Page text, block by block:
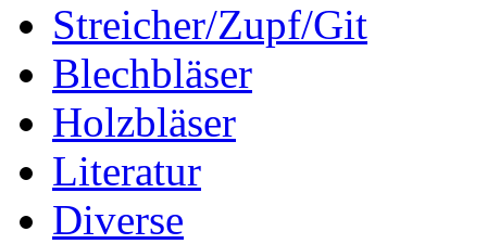
Streicher/Zupf/Git
Blechbläser
Holzbläser
Literatur
Diverse